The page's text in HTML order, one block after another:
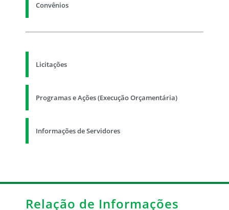
Convênios
Licitações
Programas e Ações (Execução Orçamentária)
Informações de Servidores
Relação de Informações